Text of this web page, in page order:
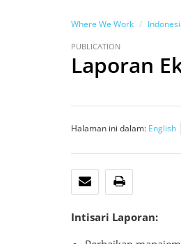
Where We Work
PUBLICATION
Laporan
Halaman ini dalam: English
EMAIL
Intisari Laporan: